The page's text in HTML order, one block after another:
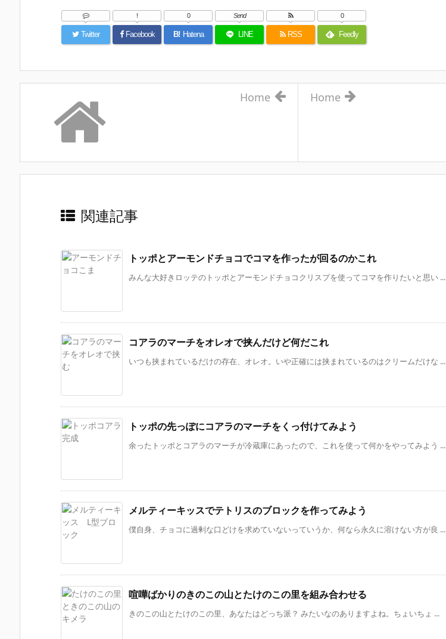
Twitter Facebook
!
B! Hatena
0
LINE
Send
RSS Feedly
0
Home
Home
関連記事
トッポとアーモンドチョコでコマを作ったが回るのかこれ
みんな大好きロッテのトッポとアーモンドチョコクリスプを使ってコマを作りたいと思い ...
コアラのマーチをオレオで挟んだけど何だこれ
いつも挟まれているだけの存在、オレオ。いや正確には挟まれているのはクリームだけな ...
トッポの先っぽにコアラのマーチをくっ付けてみよう
余ったトッポとコアラのマーチが冷蔵庫にあったので、これを使って何かをやってみよう ...
メルティーキッスでテトリスのブロックを作ってみよう
僕自身、チョコに過剰な口どけを求めていないっていうか、何なら永久に溶けない方が良 ...
喧嘩ばかりのきのこの山とたけのこの里を組み合わせる
きのこの山とたけのこの里、あなたはどっち派？ みたいなのありますよね。ちょいちょ ...